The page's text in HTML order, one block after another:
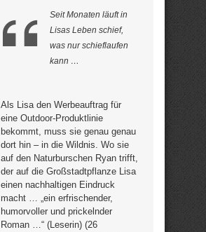
Seit Monaten läuft in
Lisas Leben schief,
was nur schieflaufen
kann …
Als Lisa den Werbeauftrag für
eine Outdoor-Produktlinie
bekommt, muss sie genau genau
dort hin – in die Wildnis. Wo sie
auf den Naturburschen Ryan trifft,
der auf die Großstadtpflanze Lisa
einen nachhaltigen Eindruck
macht … „ein erfrischender,
humorvoller und prickelnder
Roman …“ (Leserin) (26